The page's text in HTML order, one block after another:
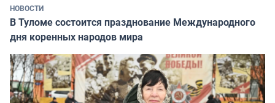
НОВОСТИ
В Туломе состоится празднование Международного
дня коренных народов мира